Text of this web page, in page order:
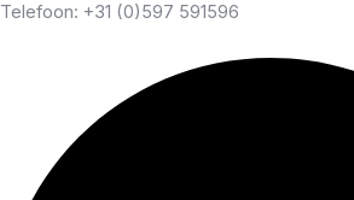
Telefoon: +31 (0)597 591596